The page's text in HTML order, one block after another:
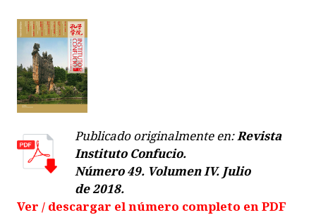
Publicado originalmente en:Revista
Instituto Confucio.
Número 49. Volumen IV. Julio
de 2018.
Ver / descargar el número completo en PDF